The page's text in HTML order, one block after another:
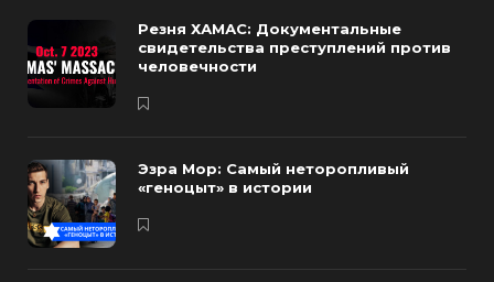
Резня ХАМАС: Документальные
свидетельства преступлений против
человечности
Эзра Мор: Самый неторопливый
«геноцыт» в истории